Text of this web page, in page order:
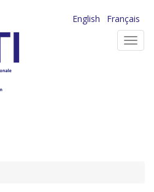
English
Français